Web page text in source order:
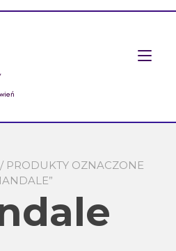
PRODUKTY OZNACZONE